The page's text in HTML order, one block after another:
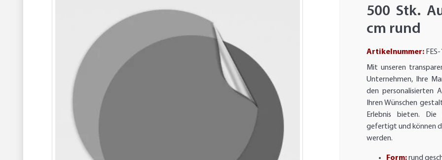
500 Stk.
cm rund
Artikelnummer:
Mit unseren
Unternehmen, Ihre
den personalisierten
Ihren Wünschen
Erlebnis bieten.
gefertigt und können
werden.
Form:rund